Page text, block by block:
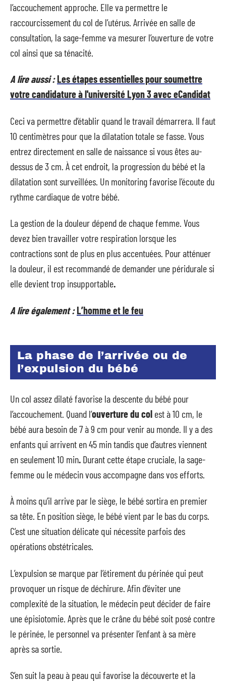
l’accouchement approche. Elle va permettre le
raccourcissement du col de l’utérus. Arrivée en salle de
consultation, la sage-femme va mesurer l’ouverture de votre
col ainsi que sa ténacité.
A lire aussi :Les étapes essentielles pour soumettre
votre candidature à l'université Lyon 3 avec eCandidat
Ceci va permettre d’établir quand le travail démarrera. Il faut
10 centimètres pour que la dilatation totale se fasse. Vous
entrez directement en salle de naissance si vous êtes au-
dessus de 3 cm. À cet endroit, la progression du bébé et la
dilatation sont surveillées. Un monitoring favorise l’écoute du
rythme cardiaque de votre bébé.
La gestion de la douleur dépend de chaque femme. Vous
devez bien travailler votre respiration lorsque les
contractions sont de plus en plus accentuées. Pour atténuer
la douleur, il est recommandé de demander une péridurale si
elle devient trop insupportable.
A lire également :L’homme et le feu
La phase de l’arrivée ou de
l’expulsion du bébé
Un col assez dilaté favorise la descente du bébé pour
l’accouchement. Quand l’ouverture du col est à 10 cm, le
bébé aura besoin de 7 à 9 cm pour venir au monde. Il y a des
enfants qui arrivent en 45 min tandis que d’autres viennent
en seulement 10 min. Durant cette étape cruciale, la sage-
femme ou le médecin vous accompagne dans vos efforts.
À moins qu’il arrive par le siège, le bébé sortira en premier
sa tête. En position siège, le bébé vient par le bas du corps.
C’est une situation délicate qui nécessite parfois des
opérations obstétricales.
L’expulsion se marque par l’étirement du périnée qui peut
provoquer un risque de déchirure. Afin d’éviter une
complexité de la situation, le médecin peut décider de faire
une épisiotomie. Après que le crâne du bébé soit posé contre
le périnée, le personnel va présenter l’enfant à sa mère
après sa sortie.
S’en suit la peau à peau qui favorise la découverte et la